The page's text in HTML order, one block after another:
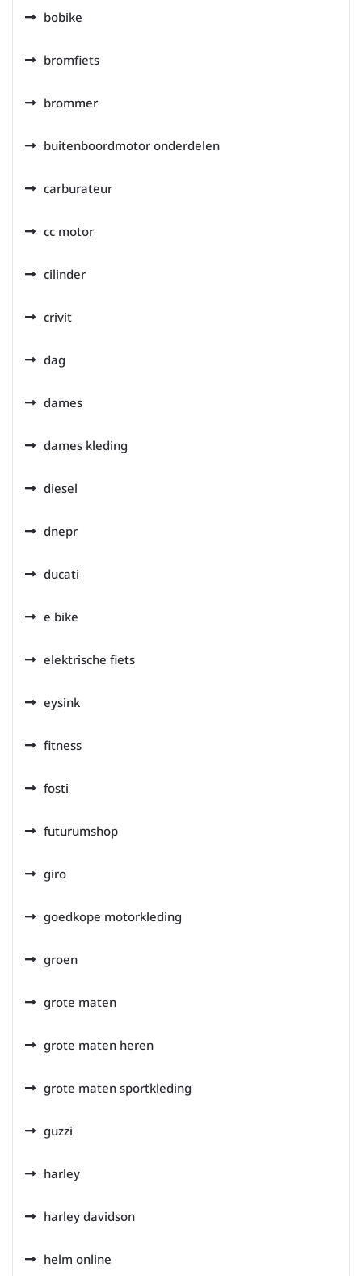
bobike
bromfiets
brommer
buitenboordmotor onderdelen
carburateur
cc motor
cilinder
crivit
dag
dames
dames kleding
diesel
dnepr
ducati
e bike
elektrische fiets
eysink
fitness
fosti
futurumshop
giro
goedkope motorkleding
groen
grote maten
grote maten heren
grote maten sportkleding
guzzi
harley
harley davidson
helm online